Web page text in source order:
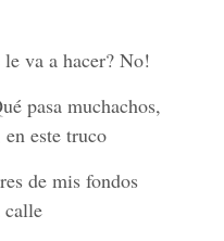
va a hacer? No!
pasa muchachos,
este truco
de mis fondos
calle